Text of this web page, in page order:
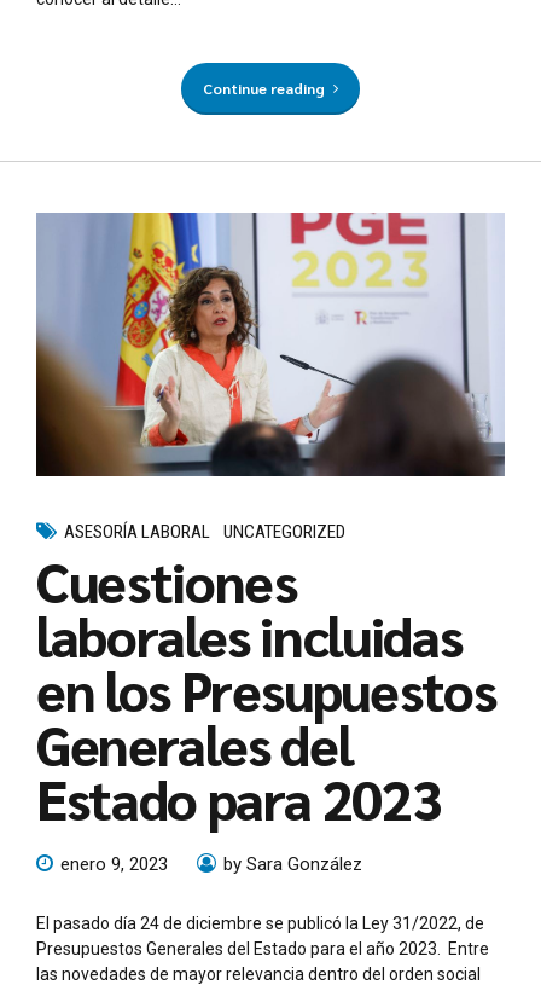
Continue reading
ASESORÍA LABORAL UNCATEGORIZED
Cuestiones
laborales incluidas
en los Presupuestos
Generales del
Estado para 2023
enero 9, 2023 by Sara González
El pasado día 24 de diciembre se publicó la Ley 31/2022, de
Presupuestos Generales del Estado para el año 2023. Entre
las novedades de mayor relevancia dentro del orden social